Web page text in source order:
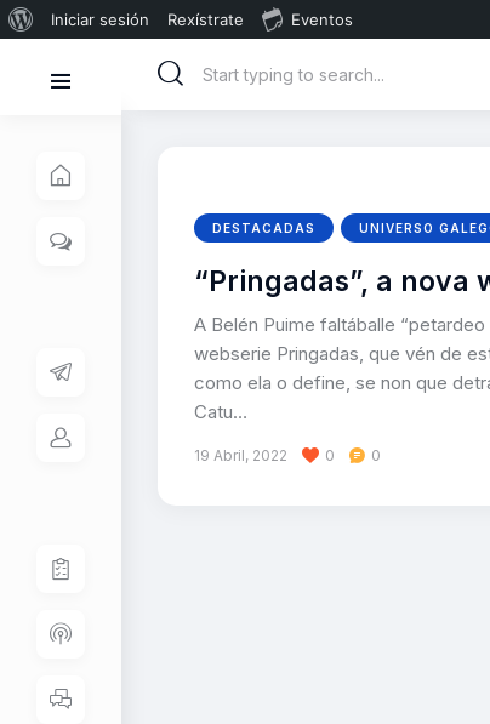
Iniciar sesión Rexístrate Eventos
DESTACADAS UNIVERSO
“Pringadas”, a nova
A Belén Puime faltáballe
webserie Pringadas, que vén de
como ela o define, se non que
Catu…
19 Abril, 2022 0 0